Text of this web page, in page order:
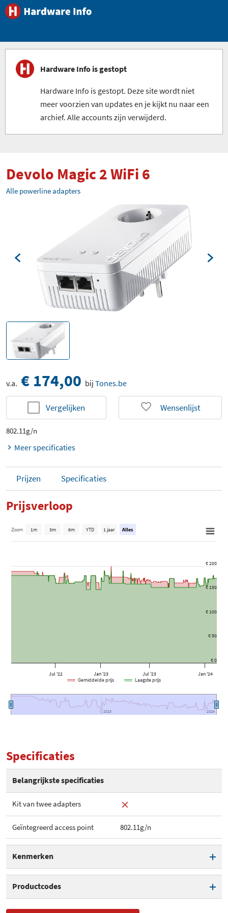
Hardware Info is gestopt
Hardware Info is gestopt. Deze site wordt niet
meer voorzien van updates en je kijkt nu naar een
archief. Alle accounts zijn verwijderd.
Devolo Magic 2 WiFi 6
Alle powerline adapters
v.a. € 174,00 bij Tones.be
Vergelijken Wensenlijst
802.11g/n
Meer specificaties
Prijzen Specificaties
Prijsverloop
Jul '22 Jan '23 Jul '23 Jan '24
2023
2023 2024
2024
€ 0
€ 50
€ 100
€ 150
€ 200
Zoom 1m 3m 6m YTD 1 jaar Alles
Gemiddelde prijs Laagste prijs
Specificaties
Belangrijkste specificaties
Kit van twee adapters
Geïntegreerd access point 802.11g/n
Kenmerken
Productcodes
SKU 8812, 08812